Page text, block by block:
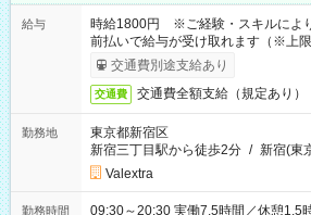
給与
時給1800円 ※ご経験・スキルによ
前払いで給与が受け取れます（※上限
交通費別途支給あり
交通費 交通費全額支給（規定あり）
勤務地
東京都新宿区
新宿三丁目駅から徒歩2分 / 新宿(東
Valextra
勤務時間
09:30～20:30 実働7.5時間／休憩1.5時間 営業時間に合わせた